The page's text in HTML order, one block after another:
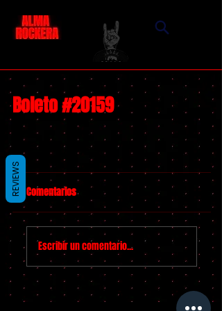
Boleto #20159
Comentarios
Escribir un comentario...
REVIEWS